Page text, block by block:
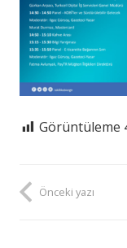
Görüntüleme
Önceki yazı